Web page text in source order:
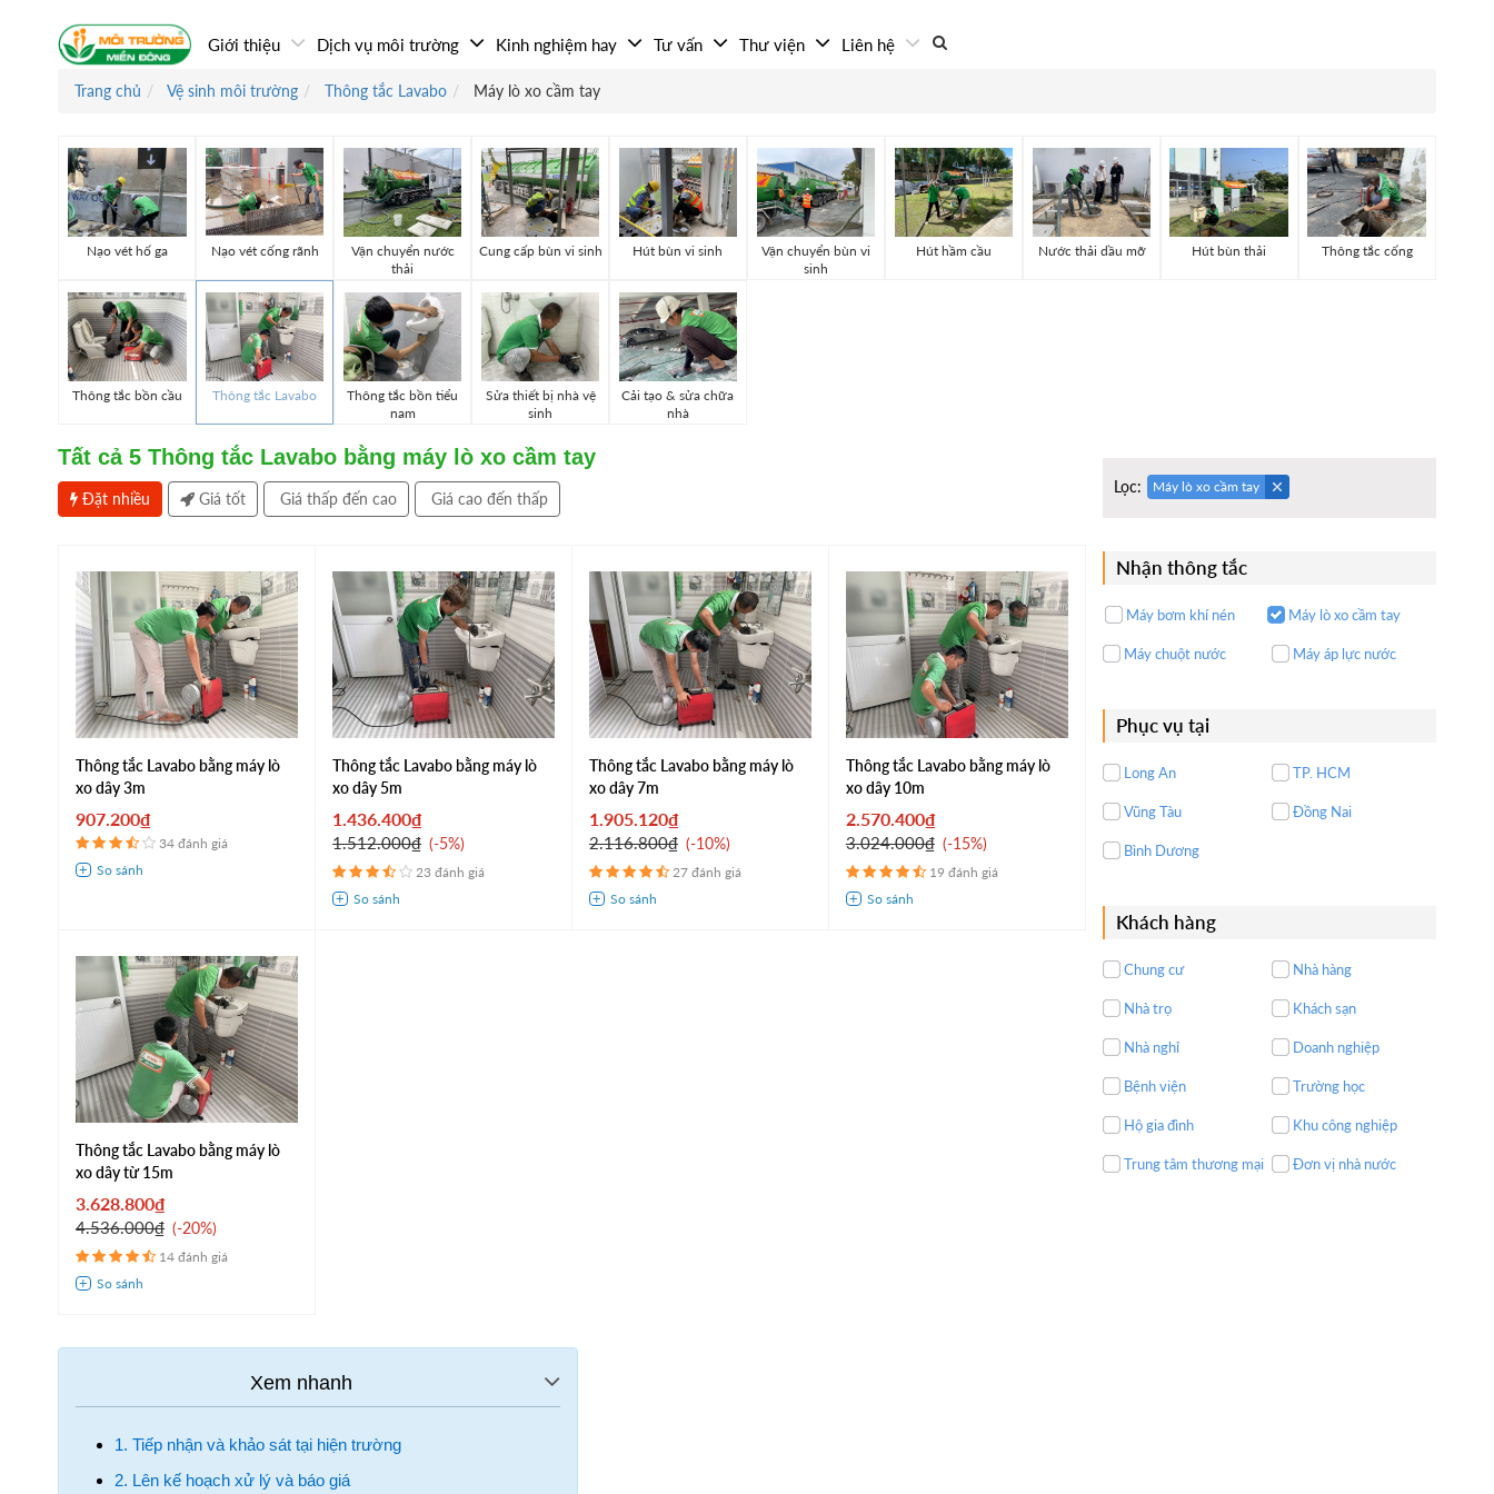
Giới thiệu Dịch vụ môi trường Kinh nghiệm hay Tư vấn Thư viện Liên hệ
Trang chủ Vệ sinh môi trường Thông tắc Lavabo Máy lò xo cầm tay
Nạo vét hố ga Nạo vét cống rãnh
Vận chuyển nước
thải
Cung cấp bùn vi sinh Hút bùn vi sinh
Vận chuyển bùn vi
sinh
Hút hầm cầu Nước thải dầu mỡ Hút bùn thải Thông tắc cống
Thông tắc bồn cầu Thông tắc Lavabo
Thông tắc bồn tiểu
nam
Sửa thiết bị nhà vệ
sinh
Cải tạo & sửa chữa
nhà
Tất cả5 Thông tắc Lavabo bằng máy lò xo cầm tay
Đặt nhiều Giá tốt Giá thấp đến cao Giá cao đến thấp
Thông tắc Lavabo bằng máy lò
xo dây 3m
907.200₫
34 đánh giá
Thông tắc Lavabo bằng máy lò
xo dây 5m
1.436.400₫
1.512.000₫ -5%
23 đánh giá
Thông tắc Lavabo bằng máy lò
xo dây 7m
1.905.120₫
2.116.800₫ -10%
27 đánh giá
Thông tắc Lavabo bằng máy lò
xo dây 10m
2.570.400₫
3.024.000₫ -15%
19 đánh giá
Thông tắc Lavabo bằng máy lò
xo dây từ 15m
3.628.800₫
4.536.000₫ -20%
14 đánh giá
1. Tiếp nhận và khảo sát tại hiện trường
2. Lên kế hoạch xử lý và báo giá
Lọc: Máy lò xo cầm tay
Nhận thông tắc
Máy bơm khí nén Máy lò xo cầm tay
Máy chuột nước Máy áp lực nước
Phục vụ tại
Long An TP. HCM
Vũng Tàu Đồng Nai
Bình Dương
Khách hàng
Chung cư Nhà hàng
Nhà trọ Khách sạn
Nhà nghỉ Doanh nghiệp
Bệnh viện Trường học
Hộ gia đình Khu công nghiệp
Trung tâm thương mại Đơn vị nhà nước